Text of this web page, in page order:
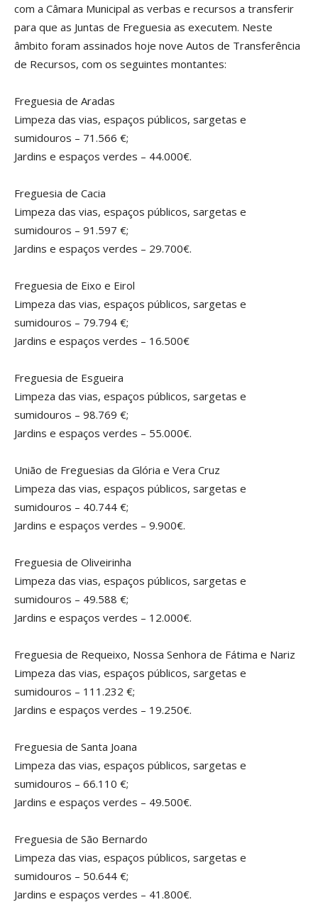
com a Câmara Municipal as verbas e recursos a transferir
para que as Juntas de Freguesia as executem. Neste
âmbito foram assinados hoje nove Autos de Transferência
de Recursos, com os seguintes montantes:
Freguesia de Aradas
Limpeza das vias, espaços públicos, sargetas e
sumidouros – 71.566 €;
Jardins e espaços verdes – 44.000€.
Freguesia de Cacia
Limpeza das vias, espaços públicos, sargetas e
sumidouros – 91.597 €;
Jardins e espaços verdes – 29.700€.
Freguesia de Eixo e Eirol
Limpeza das vias, espaços públicos, sargetas e
sumidouros – 79.794 €;
Jardins e espaços verdes – 16.500€
Freguesia de Esgueira
Limpeza das vias, espaços públicos, sargetas e
sumidouros – 98.769 €;
Jardins e espaços verdes – 55.000€.
União de Freguesias da Glória e Vera Cruz
Limpeza das vias, espaços públicos, sargetas e
sumidouros – 40.744 €;
Jardins e espaços verdes – 9.900€.
Freguesia de Oliveirinha
Limpeza das vias, espaços públicos, sargetas e
sumidouros – 49.588 €;
Jardins e espaços verdes – 12.000€.
Freguesia de Requeixo, Nossa Senhora de Fátima e Nariz
Limpeza das vias, espaços públicos, sargetas e
sumidouros – 111.232 €;
Jardins e espaços verdes – 19.250€.
Freguesia de Santa Joana
Limpeza das vias, espaços públicos, sargetas e
sumidouros – 66.110 €;
Jardins e espaços verdes – 49.500€.
Freguesia de São Bernardo
Limpeza das vias, espaços públicos, sargetas e
sumidouros – 50.644 €;
Jardins e espaços verdes – 41.800€.